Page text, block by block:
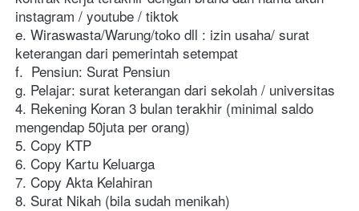
instagram / youtube / tiktok
e. Wiraswasta/Warung/toko dll : izin usaha/ surat
keterangan dari pemerintah setempat
f.  Pensiun: Surat Pensiun
g. Pelajar: surat keterangan dari sekolah / universitas
4. Rekening Koran 3 bulan terakhir (minimal saldo
mengendap 50juta per orang)
5. Copy KTP
6. Copy Kartu Keluarga
7. Copy Akta Kelahiran
8. Surat Nikah (bila sudah menikah)